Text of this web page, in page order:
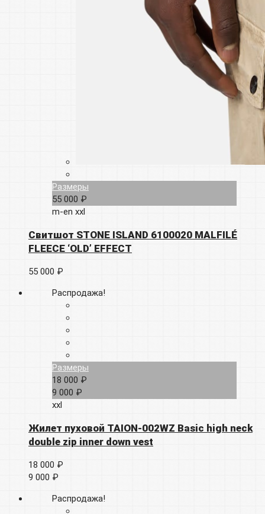
Размеры
55 000 ₽
m-en xxl
Свитшот STONE ISLAND 6100020 MALFILÉ
FLEECE ‘OLD’ EFFECT
55 000 ₽
Распродажа!
Размеры
18 000 ₽
9 000 ₽
xxl
Жилет пуховой TAION-002WZ Basic high neck
double zip inner down vest
18 000 ₽
9 000 ₽
Распродажа!